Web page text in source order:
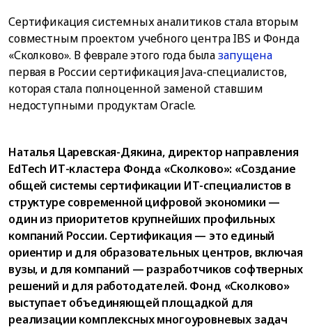
Сертификация системных аналитиков стала вторым
совместным проектом учебного центра IBS и Фонда
«Сколково». В феврале этого года былазапущена
первая в России сертификация Java-специалистов,
которая стала полноценной заменой ставшим
недоступными продуктам Oracle.
Наталья Царевская-Дякина, директор направления
EdTech ИТ-кластера Фонда «Сколково»: «Создание
общей системы сертификации ИТ-специалистов в
структуре современной цифровой экономики —
один из приоритетов крупнейших профильных
компаний России. Сертификация — это единый
ориентир и для образовательных центров, включая
вузы, и для компаний — разработчиков софтверных
решений и для работодателей. Фонд «Сколково»
выступает объединяющей площадкой для
реализации комплексных многоуровневых задач